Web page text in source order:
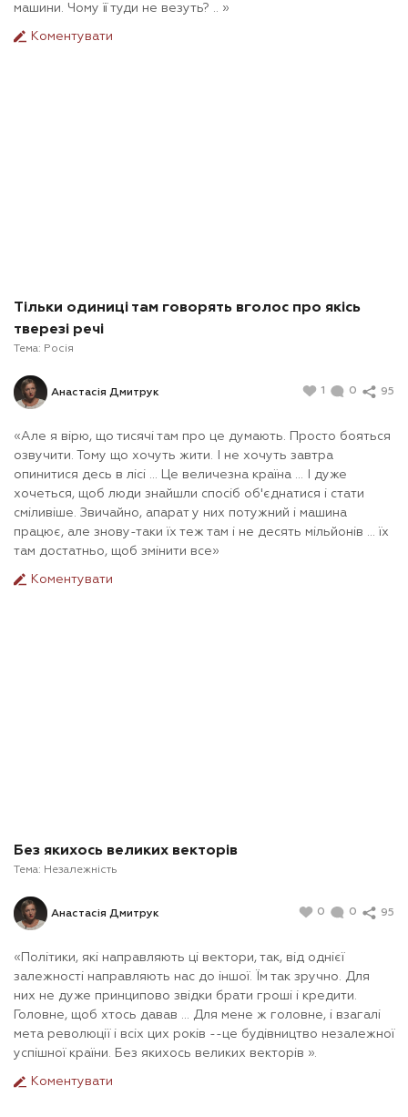
машини. Чому її туди не везуть? .. »
Коментувати
Тільки одиниці там говорять вголос про якісь
тверезі речі
Тема: Росія
Анастасія Дмитрук 1 0 95
«Але я вірю, що тисячі там про це думають. Просто бояться
озвучити. Тому що хочуть жити. І не хочуть завтра
опинитися десь в лісі ... Це величезна країна ... І дуже
хочеться, щоб люди знайшли спосіб об'єднатися і стати
сміливіше. Звичайно, апарат у них потужний і машина
працює, але знову-таки їх теж там і не десять мільйонів ... їх
там достатньо, щоб змінити все»
Коментувати
Без якихось великих векторів
Тема: Незалежність
Анастасія Дмитрук 0 0 95
«Політики, які направляють ці вектори, так, від однієї
залежності направляють нас до іншої. Їм так зручно. Для
них не дуже принципово звідки брати гроші і кредити.
Головне, щоб хтось давав ... Для мене ж головне, і взагалі
мета революції і всіх цих років --це будівництво незалежної
успішної країни. Без якихось великих векторів ».
Коментувати